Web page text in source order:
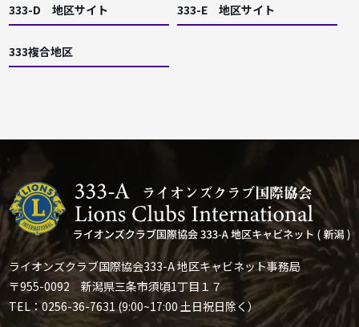
333-D 地区サイト 333-E 地区サイト
333複合地区
ライオンズクラブ国際協会333-A 地区キャビネット事務局
〒955-0092 新潟県三条市須頃1丁目１７
TEL：0256-36-7631 (9:00~17:00 土日祝日除く）